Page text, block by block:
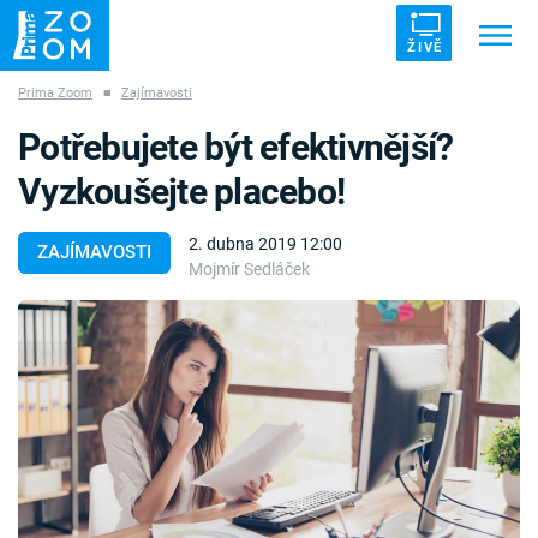
ŽIVĚ
ZÁHADY VETŘELCI DÁVNOVĚKU
Témata
Témata
Pořady
TV Program
Prima Zoom ■ Zajímavosti
ZAJÍMAVOSTI
2. dubna 2019 12:00
Mojmír Sedláček
Potřebujete být efektivnější?
Vyzkoušejte placebo!